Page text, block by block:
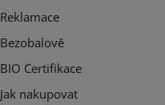
Reklamace
Bezobalově
BIO Certifikace
Jak nakupovat